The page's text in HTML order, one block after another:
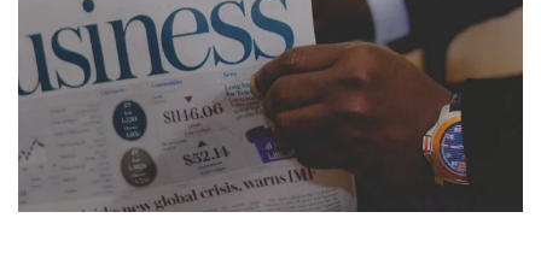
conference is intended for everyone involved in the
semiconductor industry, including engineers,
professional experts, and senior executives.
לחץ לפרטים